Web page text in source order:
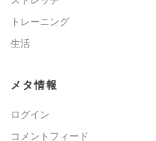
トレーニング
生活
メタ情報
ログイン
コメントフィード